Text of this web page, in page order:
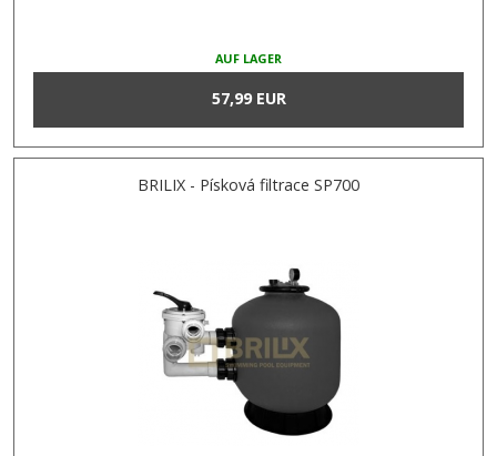
AUF LAGER
57,99 EUR
BRILIX - Písková filtrace SP700